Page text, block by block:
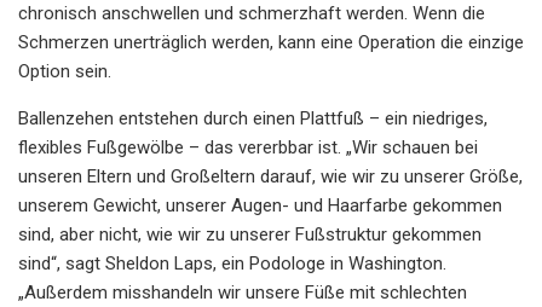
chronisch anschwellen und schmerzhaft werden. Wenn die
Schmerzen unerträglich werden, kann eine Operation die einzige
Option sein.
Ballenzehen entstehen durch einen Plattfuß – ein niedriges,
flexibles Fußgewölbe – das vererbbar ist. „Wir schauen bei
unseren Eltern und Großeltern darauf, wie wir zu unserer Größe,
unserem Gewicht, unserer Augen- und Haarfarbe gekommen
sind, aber nicht, wie wir zu unserer Fußstruktur gekommen
sind“, sagt Sheldon Laps, ein Podologe in Washington.
„Außerdem misshandeln wir unsere Füße mit schlechten